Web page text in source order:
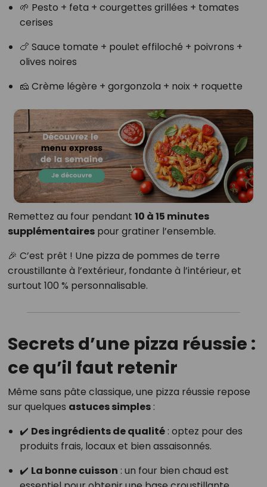
🌱 Pesto + feta + courgettes grillées + tomates
cerises
🍗 Sauce tomate + poulet effiloché + poivrons +
olives noires
🧀 Crème légère + gorgonzola + noix + roquette
Remettez au four pendant 10 à 15 minutes
supplémentairespour gratiner l’ensemble.
🎉 C’est prêt ! Une pizza de pommes de terre
croustillante à l’extérieur, fondante à l’intérieur, et
surtout 100 % personnalisable.
Secrets d’une pizza réussie :
ce qu’il faut retenir
Même sans pâte classique, une pizza réussie repose
sur quelques astuces simples:
✔️ Des ingrédients de qualité: optez pour des
produits frais, locaux et bien assaisonnés.
✔️ La bonne cuisson : un four bien chaud est